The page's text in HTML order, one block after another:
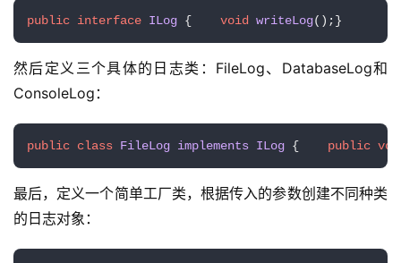
public interface ILog { void writeLog() ;}
然后定义三个具体的日志类：FileLog、DatabaseLog和
ConsoleLog：
public class FileLog implements ILog { public
最后，定义一个简单工厂类，根据传入的参数创建不同种类
的日志对象：